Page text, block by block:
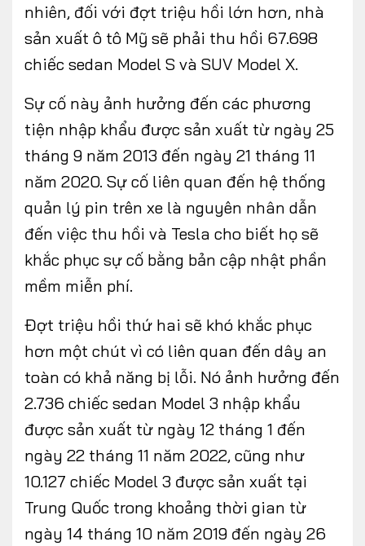
nhiên, đối với đợt triệu hồi lớn hơn, nhà
sản xuất ô tô Mỹ sẽ phải thu hồi 67.698
chiếc sedan Model S và SUV Model X.
Sự cố này ảnh hưởng đến các phương
tiện nhập khẩu được sản xuất từ ​​ngày 25
tháng 9 năm 2013 đến ngày 21 tháng 11
năm 2020. Sự cố liên quan đến hệ thống
quản lý pin trên xe là nguyên nhân dẫn
đến việc thu hồi và Tesla cho biết họ sẽ
khắc phục sự cố bằng bản cập nhật phần
mềm miễn phí.
Đợt triệu hồi thứ hai sẽ khó khắc phục
hơn một chút vì có liên quan đến dây an
toàn có khả năng bị lỗi. Nó ảnh hưởng đến
2.736 chiếc sedan Model 3 nhập khẩu
được sản xuất từ ​​ngày 12 tháng 1 đến
ngày 22 tháng 11 năm 2022, cũng như
10.127 chiếc Model 3 được sản xuất tại
Trung Quốc trong khoảng thời gian từ
ngày 14 tháng 10 năm 2019 đến ngày 26